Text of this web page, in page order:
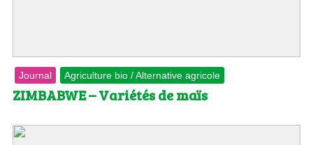
Journal Agriculture bio / Alternative agricole
ZIMBABWE – Variétés de maïs